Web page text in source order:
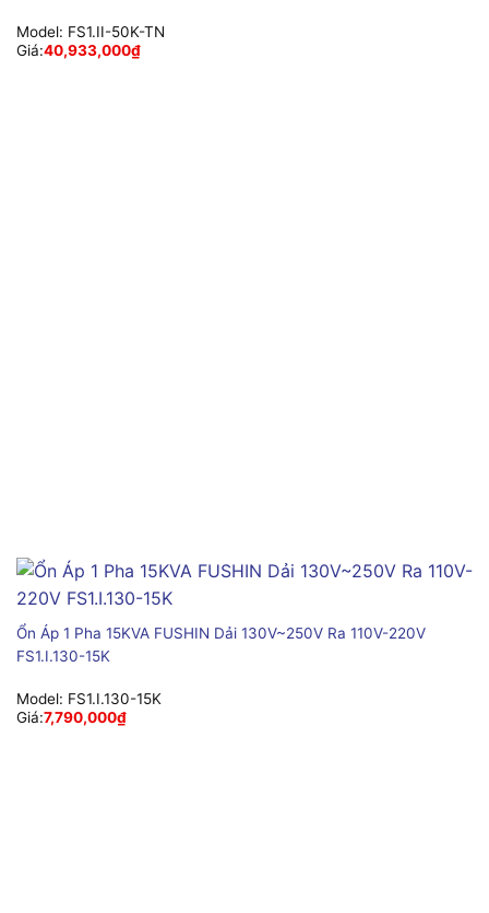
Model: FS1.II-50K-TN
Giá:40,933,000₫
Ổn Áp 1 Pha 15KVA FUSHIN Dải 130V~250V Ra 110V-220V
FS1.I.130-15K
Model: FS1.I.130-15K
Giá:7,790,000₫